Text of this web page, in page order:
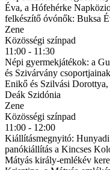
Éva, a Hófehérke
felkészítő óvónők: Buksa
Zene
Közösségi színpad
11:00 - 11:30
Népi gyermekjátékok: a
és Szivárvány
Enikő és Szilvási
Deák Szidónia
Zene
Közösségi színpad
11:00 - 12:00
Kiállításmegnyitó:
panókiállítás a Kincses
Mátyás király-emlékév